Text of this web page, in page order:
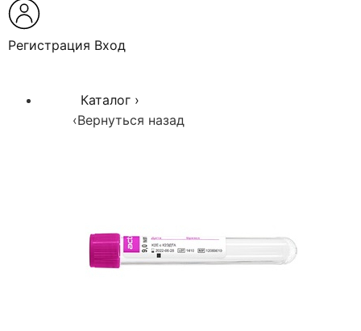
Регистрация Вход
Каталог ›
‹Вернуться назад